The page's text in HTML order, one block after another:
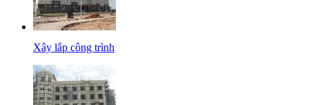
Xây lắp công trình